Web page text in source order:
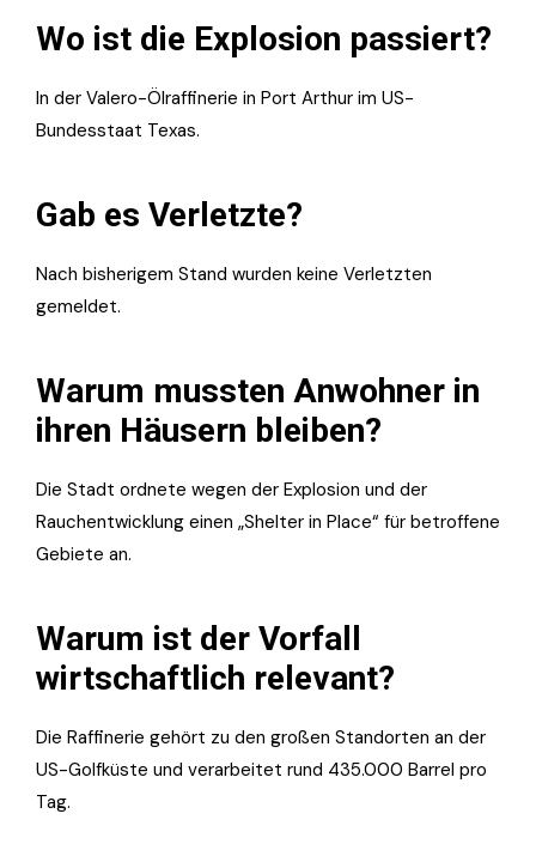
Wo ist die Explosion passiert?
In der Valero-Ölraffinerie in Port Arthur im US-
Bundesstaat Texas.
Gab es Verletzte?
Nach bisherigem Stand wurden keine Verletzten
gemeldet.
Warum mussten Anwohner in
ihren Häusern bleiben?
Die Stadt ordnete wegen der Explosion und der
Rauchentwicklung einen „Shelter in Place“ für betroffene
Gebiete an.
Warum ist der Vorfall
wirtschaftlich relevant?
Die Raffinerie gehört zu den großen Standorten an der
US-Golfküste und verarbeitet rund 435.000 Barrel pro
Tag.